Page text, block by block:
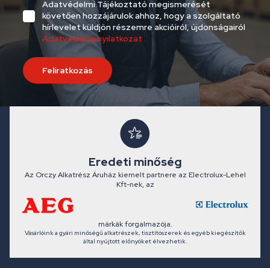
Adatvédelmi Tájékoztató megismerését
követően hozzájárulok ahhoz, hogy a szolgáltató
hírlevelet küldjön részemre akcióiról, újdonságairól
Adatvédelmi nyilatkozat
Feliratkozás
Eredeti minőség
Az Orczy Alkatrész Áruház kiemelt partnere az Electrolux-Lehel
Kft-nek, az
márkák forgalmazója.
Vásárlóink a gyári minőségű alkatrészek, tisztítószerek és egyéb kiegészítők
által nyújtott előnyöket élvezhetik.